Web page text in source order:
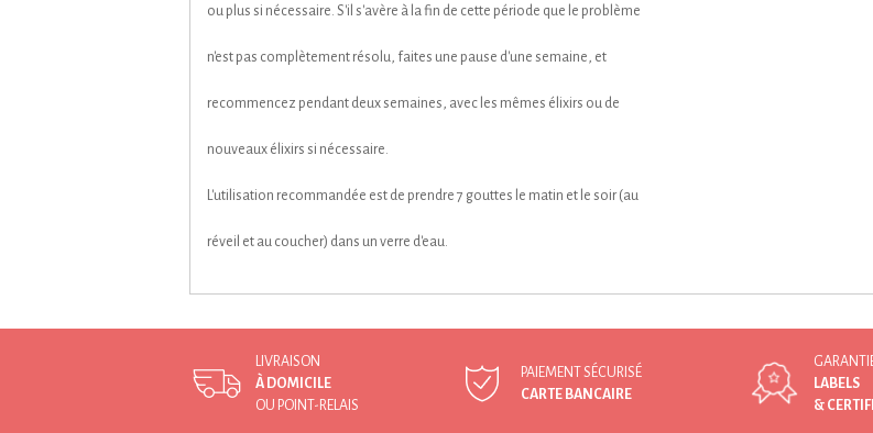
ou plus si nécessaire. S'il s'avère à la fin de cette période que le problème
n'est pas complètement résolu, faites une pause d'une semaine, et
recommencez pendant deux semaines, avec les mêmes élixirs ou de
nouveaux élixirs si nécessaire.
L'utilisation recommandée est de prendre 7 gouttes le matin et le soir (au
réveil et au coucher) dans un verre d'eau.
LIVRAISON
À DOMICILE
OU POINT-RELAIS
PAIEMENT SÉCURISÉ
CARTE BANCAIRE
LABELS
&